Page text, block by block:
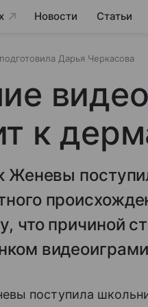
Новости Статьи
Дарья Черкасова
к
Женевы
что причиной
поступила